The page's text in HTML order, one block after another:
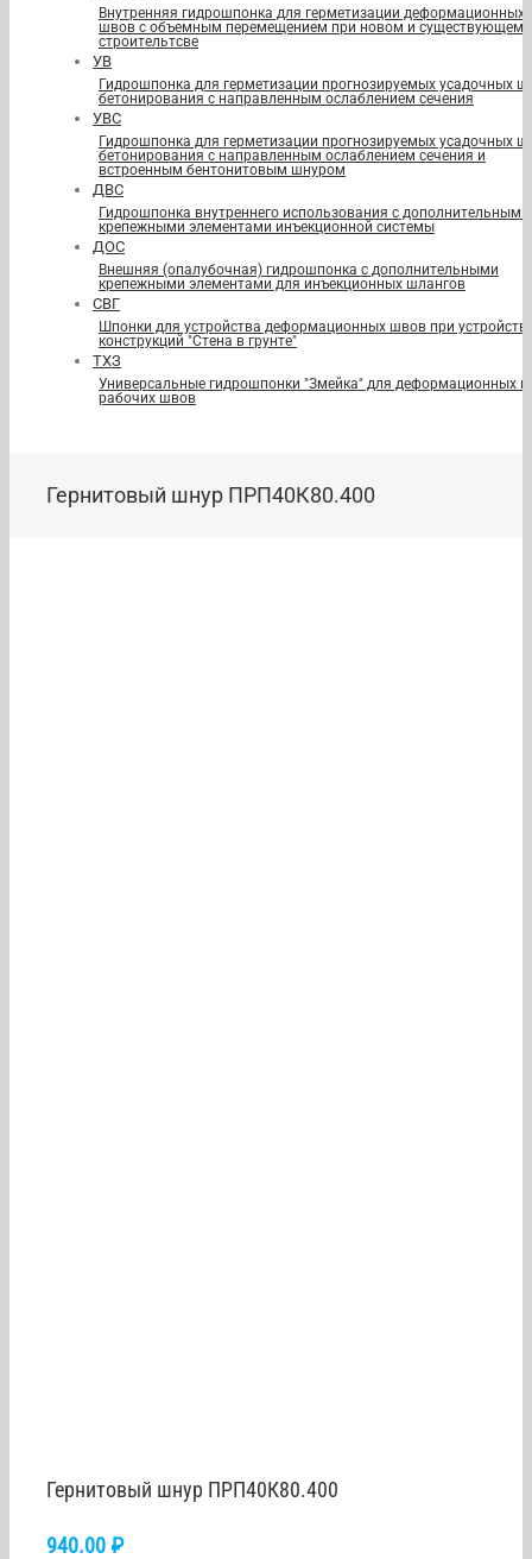
Внутренняя гидрошпонка для герметизации деформационных
швов с объемным перемещением при новом и существующем
строительтсве
УВ
Гидрошпонка для герметизации прогнозируемых усадочных
бетонирования с направленным ослаблением сечения
УВС
Гидрошпонка для герметизации прогнозируемых усадочных
бетонирования с направленным ослаблением сечения и
встроенным бентонитовым шнуром
ДВС
Гидрошпонка внутреннего использования с дополнительными
крепежными элементами инъекционной системы
ДОС
Внешняя (опалубочная) гидрошпонка с дополнительными
крепежными элементами для инъекционных шлангов
СВГ
Шпонки для устройства деформационных швов при
конструкций "Стена в грунте"
ТХЗ
Универсальные гидрошпонки "Змейка" для деформационных и
рабочих швов
Гернитовый шнур ПРП40К80.400
Гернитовый шнур ПРП40К80.400
940.00 ₽